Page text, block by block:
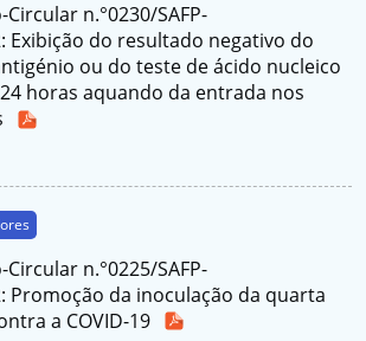
n.°0230/SAFP-
Exibição do resultado negativo do
ou do teste de ácido nucleico
horas aquando da entrada nos
n.°0225/SAFP-
Promoção da inoculação da quarta
a COVID-19